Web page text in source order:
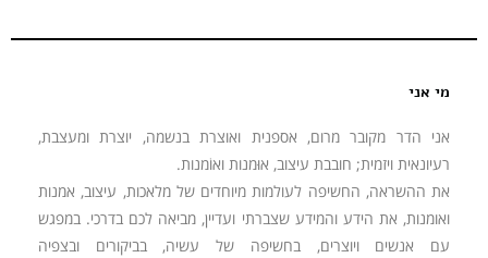
מי אני
אני הדר מקובר מרום, אספנית ואוצרת בנשמה, יוצרת ומעצבת,
רעיונאית ויזמית; חובבת עיצוב, אוּמנות ואוֹמנות.
את ההשראה, החשיפה לעולמות מיוחדים של מלאכות, עיצוב, אמנות
ואומנות, את הידע והמידע שצברתי ועדיין, מביאה לכם בדרכי. במפגש
עם אנשים ויוצרים, בחשיפה של עשיה, בביקורים ובצפיה